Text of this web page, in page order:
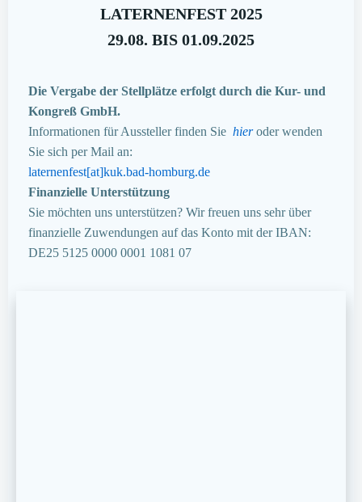
LATERNENFEST 2025
29.08. BIS 01.09.2025
Die Vergabe der Stellplätze erfolgt durch die Kur- und
Kongreß GmbH.
Informationen für Aussteller finden Sie hieroder wenden
Sie sich per Mail an:
laternenfest[at]kuk.bad-homburg.de
Finanzielle Unterstützung
Sie möchten uns unterstützen? Wir freuen uns sehr über
finanzielle Zuwendungen auf das Konto mit der IBAN:
DE25 5125 0000 0001 1081 07